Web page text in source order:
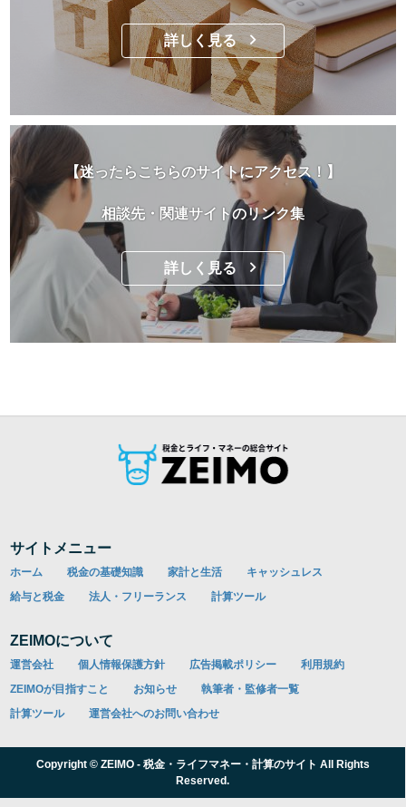
詳しく見る
【迷ったらこちらのサイトにアクセス！】
相談先・関連サイトのリンク集
詳しく見る
サイトメニュー
ホーム 税金の基礎知識 家計と生活
キャッシュレス
給与と税金
法人・フリーランス 計算ツール
ZEIMOについて
運営会社 個人情報保護方針 広告掲載ポリシー
利用規約
ZEIMOが目指すこと
お知らせ
執筆者・監修者一覧
計算ツール
運営会社へのお問い合わせ
Copyright © ZEIMO - 税金・ライフマネー・計算のサイト All Rights
Reserved.